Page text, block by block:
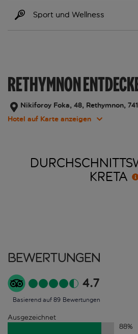
Sport und Wellness
RETHYMNON
Nikiforoy Foka, 48, Rethymnon,
Hotel auf Karte anzeigen
KRETA
Bewertungen
4.7
Basierend auf 89 Bewertungen
Ausgezeichnet
88%